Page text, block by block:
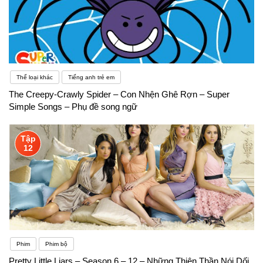
thực hành, sử dụng với mọi người
Thể loại khác Tiếng anh trẻ em
The Creepy-Crawly Spider – Con Nhện Ghê Rợn – Super
Simple Songs – Phụ đề song ngữ
Tập
12
Phim Phim bộ
Pretty Little Liars – Season 6 – 12 – Những Thiên Thần Nói Dối